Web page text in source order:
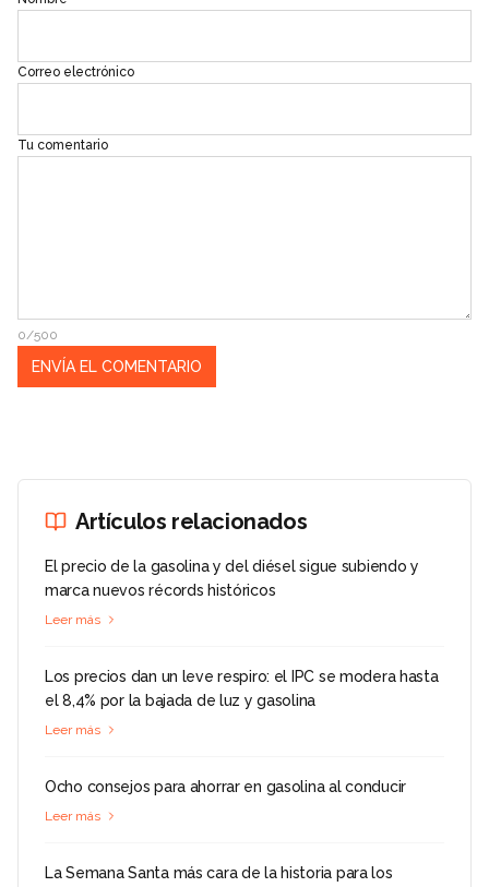
Correo electrónico
Tu comentario
0/500
Artículos relacionados
El precio de la gasolina y del diésel sigue subiendo y
marca nuevos récords históricos
Leer más
Los precios dan un leve respiro: el IPC se modera hasta
el 8,4% por la bajada de luz y gasolina
Leer más
Ocho consejos para ahorrar en gasolina al conducir
Leer más
La Semana Santa más cara de la historia para los